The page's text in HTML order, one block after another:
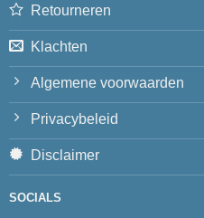
Retourneren
Klachten
Algemene voorwaarden
Privacybeleid
Disclaimer
SOCIALS